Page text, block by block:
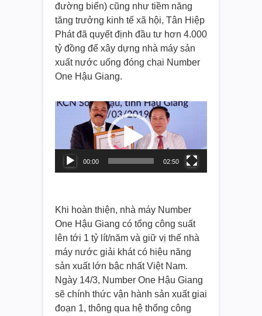
đường biển) cũng như tiềm năng
tăng trưởng kinh tế xã hội, Tân Hiệp
Phát đã quyết định đầu tư hơn 4.000
tỷ đồng để xây dựng nhà máy sản
xuất nước uống đóng chai Number
One Hậu Giang.
Video
00:00 02:50
Khi hoàn thiện, nhà máy Number
One Hậu Giang có tổng công suất
lên tới 1 tỷ lít/năm và giữ vị thế nhà
máy nước giải khát có hiệu năng
sản xuất lớn bậc nhất Việt Nam.
Ngày 14/3, Number One Hậu Giang
sẽ chính thức vận hành sản xuất giai
đoạn 1, thông qua hệ thống công